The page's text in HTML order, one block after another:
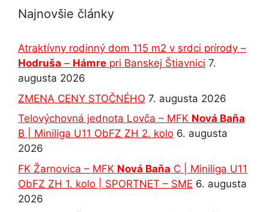
Najnovšie články
Atraktívny rodinný dom 115 m2 v srdci prírody –
Hodruša – Hámre pri Banskej Štiavnici 7.
augusta 2026
ZMENA CENY STOČNÉHO 7. augusta 2026
Telovýchovná jednota Lovča – MFK Nová Baňa
B | Miniliga U11 ObFZ ZH 2. kolo 6. augusta
2026
FK Žarnovica – MFK Nová Baňa C | Miniliga U11
ObFZ ZH 1. kolo | SPORTNET – SME 6. augusta
2026